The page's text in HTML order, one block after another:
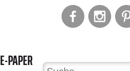
E-PAPER